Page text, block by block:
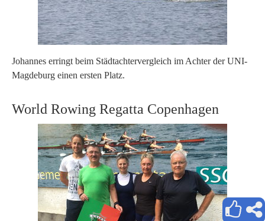
Johannes erringt beim Städtachtervergleich im Achter der UNI-
Magdeburg einen ersten Platz.
World Rowing Regatta Copenhagen